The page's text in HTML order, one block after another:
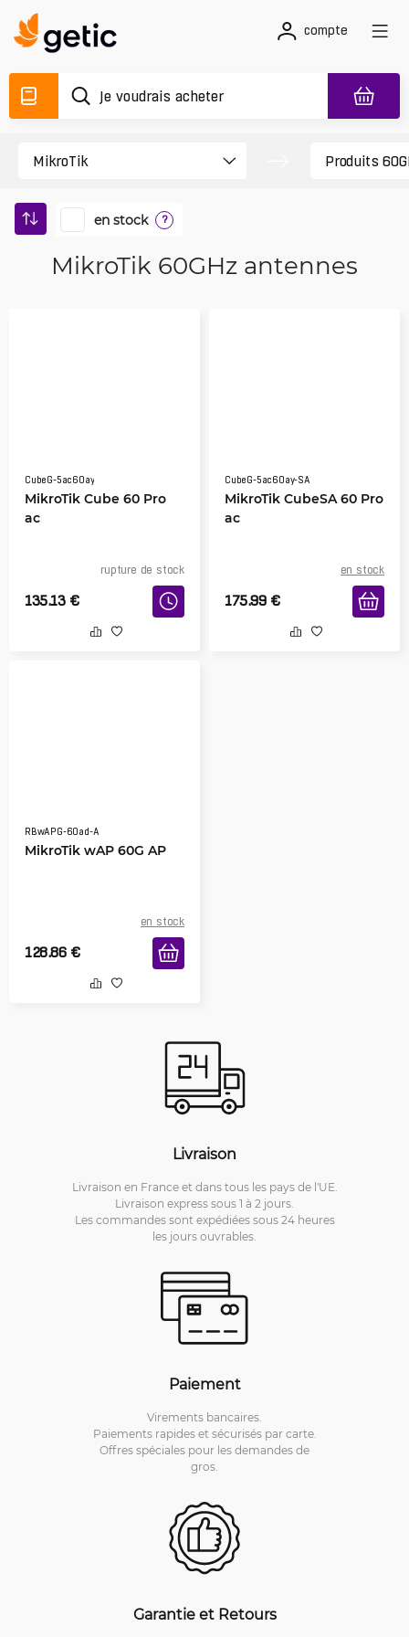
compte
en stock ?
MikroTik 60GHz antennes
CubeG-5ac60ay
MikroTik Cube 60 Pro
ac
rupture de stock
135.13 €
CubeG-5ac60ay-SA
MikroTik CubeSA 60 Pro
ac
en stock
175.99 €
RBwAPG-60ad-A
MikroTik wAP 60G AP
en stock
128.86 €
Livraison
Livraison en France et dans tous les pays de l'UE.
Livraison express sous 1 à 2 jours.
Les commandes sont expédiées sous 24 heures
les jours ouvrables.
Paiement
Virements bancaires.
Paiements rapides et sécurisés par carte.
Offres spéciales pour les demandes de
gros.
Garantie et Retours